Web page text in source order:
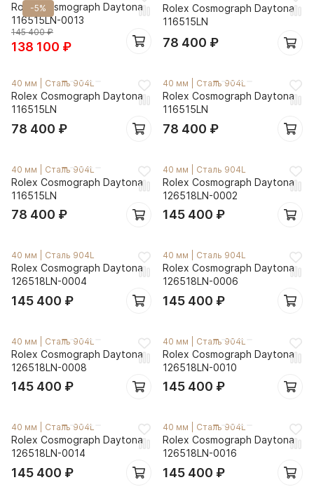
-5%
Rolex Cosmograph Daytona
116515LN-0013
145 400₽
138 100 ₽
Rolex Cosmograph Daytona
116515LN
78 400 ₽
40 мм Сталь 904L
Rolex Cosmograph Daytona
116515LN
78 400 ₽
40 мм Сталь 904L
Rolex Cosmograph Daytona
116515LN
78 400 ₽
40 мм Сталь 904L
Rolex Cosmograph Daytona
116515LN
78 400 ₽
40 мм Сталь 904L
Rolex Cosmograph Daytona
126518LN-0002
145 400 ₽
40 мм Сталь 904L
Rolex Cosmograph Daytona
126518LN-0004
145 400 ₽
40 мм Сталь 904L
Rolex Cosmograph Daytona
126518LN-0006
145 400 ₽
40 мм Сталь 904L
Rolex Cosmograph Daytona
126518LN-0008
145 400 ₽
40 мм Сталь 904L
Rolex Cosmograph Daytona
126518LN-0010
145 400 ₽
40 мм Сталь 904L
Rolex Cosmograph Daytona
126518LN-0014
145 400 ₽
40 мм Сталь 904L
Rolex Cosmograph Daytona
126518LN-0016
145 400 ₽